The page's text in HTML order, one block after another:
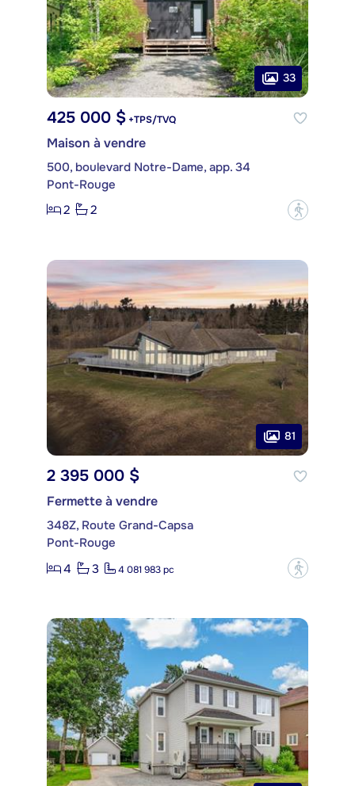
33
425 000 $ +TPS/TVQ
Maison à vendre
500, boulevard Notre-Dame, app. 34
Pont-Rouge
2
2 ?
81
2 395 000 $
Fermette à vendre
348Z, Route Grand-Capsa
Pont-Rouge
4
3 4 081 983 pc ?